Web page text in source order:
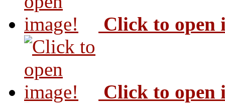
Click to open
Click to open